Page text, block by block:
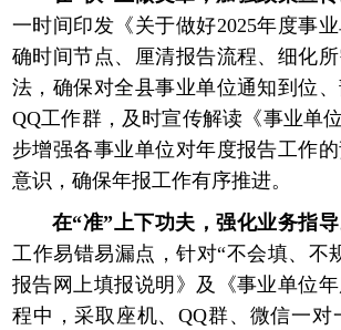
一时间印发《关于做好2025年度事
确时间节点、厘清报告流程、细化
法，确保对全县事业单位通知到位
QQ工作群，及时宣传解读《事业单
步增强各事业单位对年度报告工作
意识，确保年报工作有序推进。
在“准”上下功夫，强化业务指导
工作易错易漏点，针对“不会填、不
报告网上填报说明》及《事业单位
程中，采取座机、QQ群、微信一